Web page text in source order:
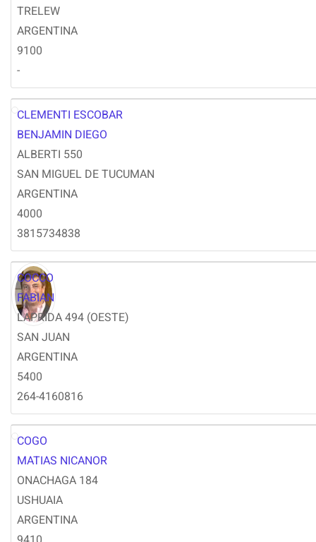
TRELEW
ARGENTINA
9100
-
BC
CLEMENTI ESCOBAR
BENJAMIN DIEGO
ALBERTI 550
SAN MIGUEL DE TUCUMAN
ARGENTINA
4000
3815734838
COCCO
FABIAN
LAPRIDA 494 (OESTE)
SAN JUAN
ARGENTINA
5400
264-4160816
MC
COGO
MATIAS NICANOR
ONACHAGA 184
USHUAIA
ARGENTINA